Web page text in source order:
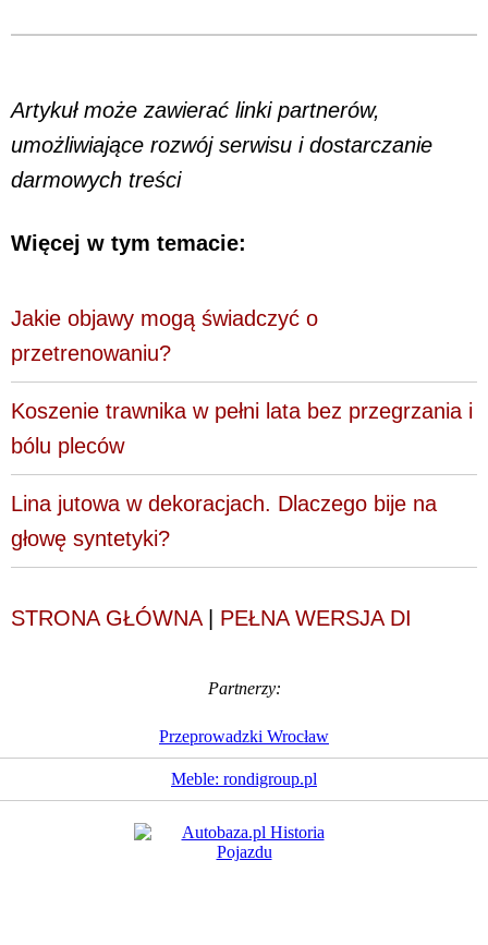
Artykuł może zawierać linki partnerów,
umożliwiające rozwój serwisu i dostarczanie
darmowych treści
Więcej w tym temacie:
Jakie objawy mogą świadczyć o
przetrenowaniu?
Koszenie trawnika w pełni lata bez przegrzania i
bólu pleców
Lina jutowa w dekoracjach. Dlaczego bije na
głowę syntetyki?
STRONA GŁÓWNA| PEŁNA WERSJA DI
Partnerzy:
Przeprowadzki Wrocław
Meble: rondigroup.pl